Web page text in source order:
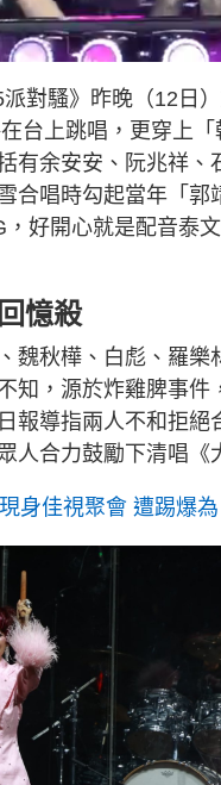
對騷》昨晚（12日
台上跳唱，更穿上
有余安安、阮兆祥
合唱時勾起當年「
好開心就是配音泰
憶殺
魏秋樺、白彪、羅
知，源於炸雞脾事
報導指兩人不和拒
人合力鼓勵下清唱《
身佳視聚會 遭踢爆